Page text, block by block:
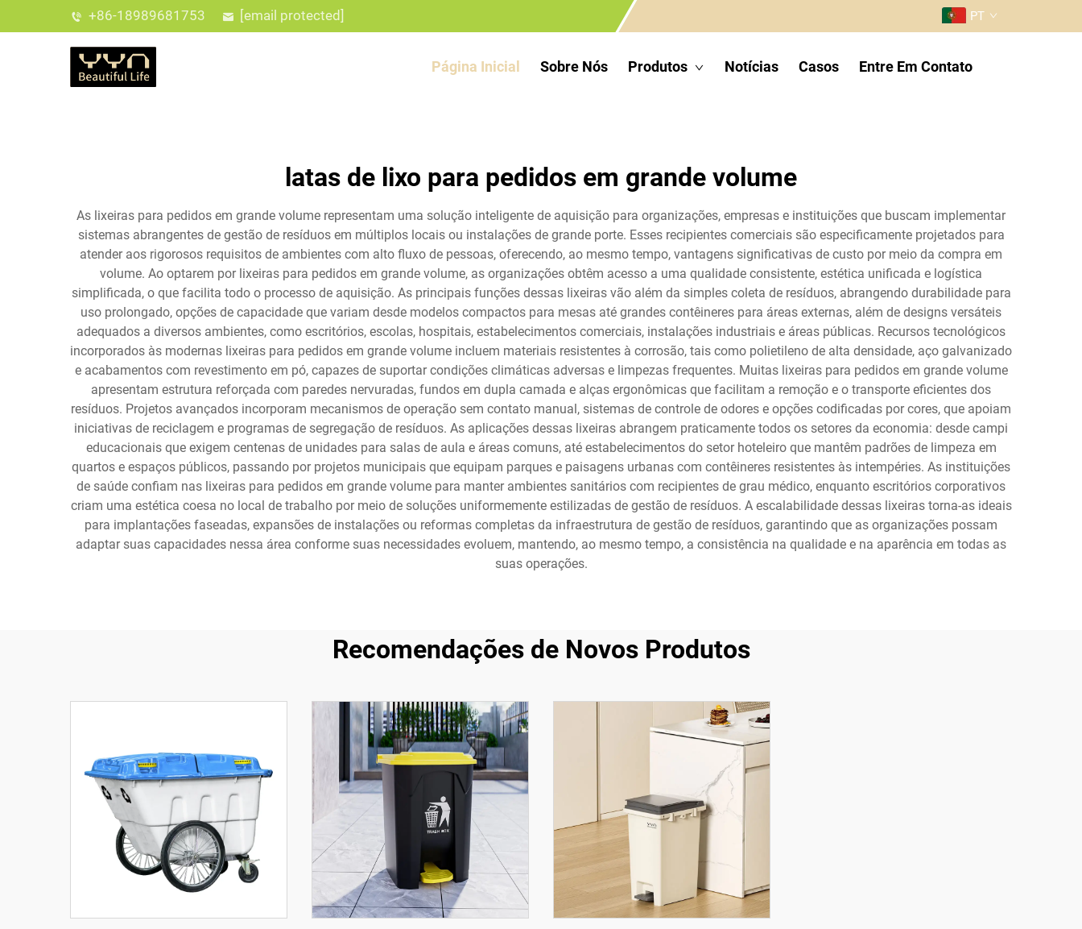
+86-18989681753 [email protected] PT
Página Inicial Sobre Nós Produtos Notícias Casos Entre Em Contato
latas de lixo para pedidos em grande volume
As lixeiras para pedidos em grande volume representam uma solução inteligente de aquisição para organizações, empresas e instituições que buscam implementar
sistemas abrangentes de gestão de resíduos em múltiplos locais ou instalações de grande porte. Esses recipientes comerciais são especificamente projetados para
atender aos rigorosos requisitos de ambientes com alto fluxo de pessoas, oferecendo, ao mesmo tempo, vantagens significativas de custo por meio da compra em
volume. Ao optarem por lixeiras para pedidos em grande volume, as organizações obtêm acesso a uma qualidade consistente, estética unificada e logística
simplificada, o que facilita todo o processo de aquisição. As principais funções dessas lixeiras vão além da simples coleta de resíduos, abrangendo durabilidade para
uso prolongado, opções de capacidade que variam desde modelos compactos para mesas até grandes contêineres para áreas externas, além de designs versáteis
adequados a diversos ambientes, como escritórios, escolas, hospitais, estabelecimentos comerciais, instalações industriais e áreas públicas. Recursos tecnológicos
incorporados às modernas lixeiras para pedidos em grande volume incluem materiais resistentes à corrosão, tais como polietileno de alta densidade, aço galvanizado
e acabamentos com revestimento em pó, capazes de suportar condições climáticas adversas e limpezas frequentes. Muitas lixeiras para pedidos em grande volume
apresentam estrutura reforçada com paredes nervuradas, fundos em dupla camada e alças ergonômicas que facilitam a remoção e o transporte eficientes dos
resíduos. Projetos avançados incorporam mecanismos de operação sem contato manual, sistemas de controle de odores e opções codificadas por cores, que apoiam
iniciativas de reciclagem e programas de segregação de resíduos. As aplicações dessas lixeiras abrangem praticamente todos os setores da economia: desde campi
educacionais que exigem centenas de unidades para salas de aula e áreas comuns, até estabelecimentos do setor hoteleiro que mantêm padrões de limpeza em
quartos e espaços públicos, passando por projetos municipais que equipam parques e paisagens urbanas com contêineres resistentes às intempéries. As instituições
de saúde confiam nas lixeiras para pedidos em grande volume para manter ambientes sanitários com recipientes de grau médico, enquanto escritórios corporativos
criam uma estética coesa no local de trabalho por meio de soluções uniformemente estilizadas de gestão de resíduos. A escalabilidade dessas lixeiras torna-as ideais
para implantações faseadas, expansões de instalações ou reformas completas da infraestrutura de gestão de resíduos, garantindo que as organizações possam
adaptar suas capacidades nessa área conforme suas necessidades evoluem, mantendo, ao mesmo tempo, a consistência na qualidade e na aparência em todas as
suas operações.
Recomendações de Novos Produtos